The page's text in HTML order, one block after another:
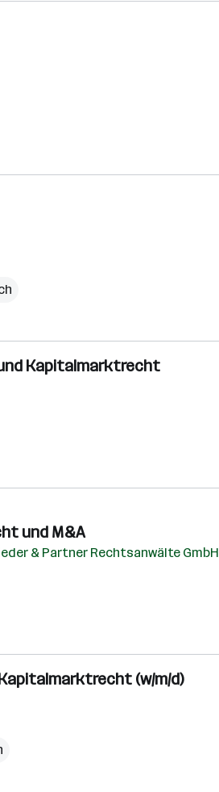
Kapitalmarktrecht
und M&A
& Partner Rechtsanwälte GmbH
(w/m/d)